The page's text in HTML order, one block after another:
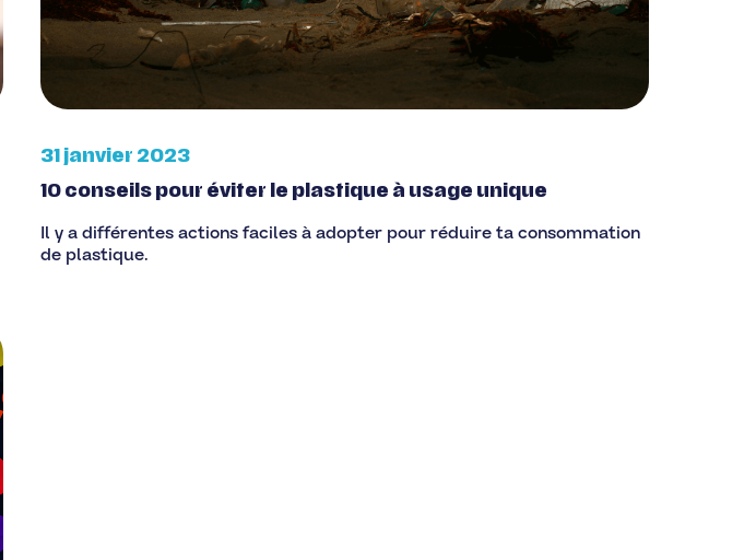
31 janvier 2023
10 conseils pour éviter le plastique à usage unique
Il y a différentes actions faciles à adopter pour réduire ta consommation
de plastique.